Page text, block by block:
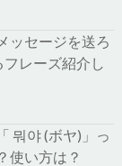
ッセージを送ろ
レーズ紹介し
뭐야 (ボヤ)」っ
使い方は？